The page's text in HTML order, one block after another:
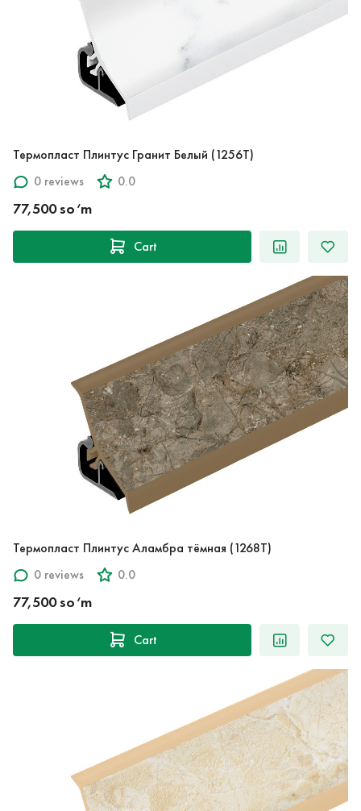
Термопласт Плинтус Гранит Белый (1256T)
0 reviews
0.0
77,500 so‘m
Cart
Термопласт Плинтус Аламбра тёмная (1268T)
0 reviews
0.0
77,500 so‘m
Cart